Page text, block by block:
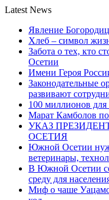
Latest News
Явление
Хлеб – символ
Забота о тех, кто
Осетии
Имени Героя
Законодательные
развивают
100 миллионов
Марат Камболов
УКАЗ
ОСЕТИЯ
Южной Осетии
ветеринары,
В Южной Осетии
среду для
Миф о чаше